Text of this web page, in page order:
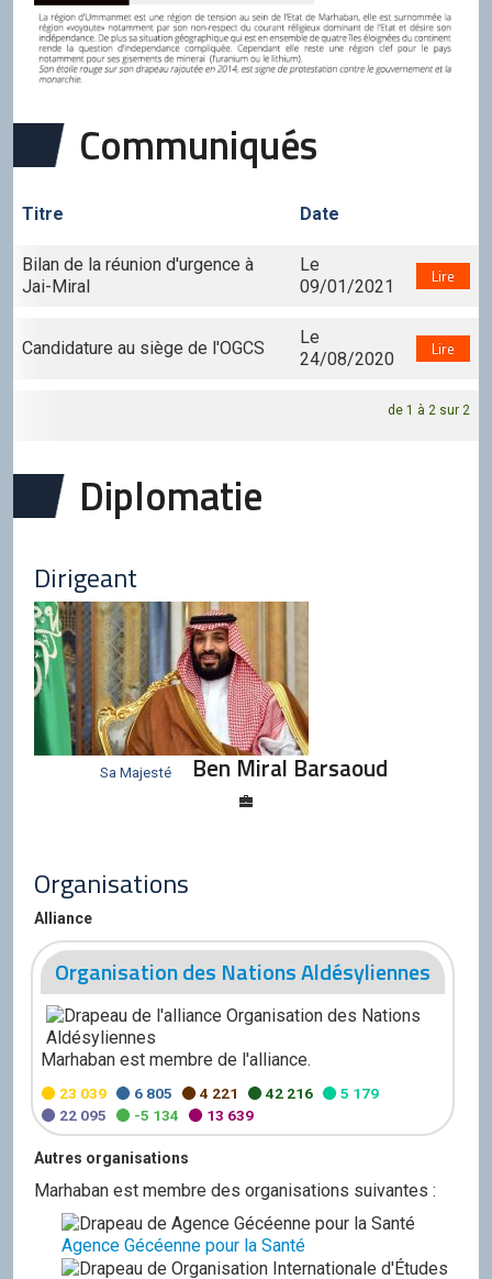
Communiqués
Titre Date
Bilan de la réunion d'urgence à
Jai-Miral
Le
09/01/2021
Lire
Candidature au siège de l'OGCS
Le
24/08/2020
Lire
de 1 à 2 sur 2
Diplomatie
Dirigeant
Sa Majesté Ben Miral Barsaoud
Organisations
Alliance
Organisation des Nations Aldésyliennes
Marhaban est membre de l'alliance.
23 039 6 805 4 221 42 216
5 179
22 095
-5 134 13 639
Autres organisations
Marhaban est membre des organisations suivantes :
Agence Gécéenne pour la Santé